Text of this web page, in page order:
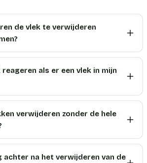
de vlek te verwijderen
als er een vlek in mijn
verwijderen zonder de hele
achter na het verwijderen van de